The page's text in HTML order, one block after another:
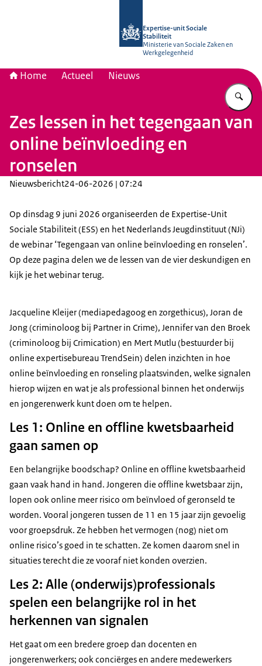
Expertise-unit Sociale
Stabiliteit
Ministerie van Sociale Zaken en
Werkgelegenheid
Home Actueel Nieuws
Zes lessen in het tegengaan van
online beïnvloeding en
ronselen
Nieuwsbericht24-06-2026 | 07:24
Op dinsdag 9 juni 2026 organiseerden de Expertise-Unit
Sociale Stabiliteit (ESS) en het Nederlands Jeugdinstituut (NJi)
de webinar ‘Tegengaan van online beïnvloeding en ronselen’.
Op deze pagina delen we de lessen van de vier deskundigen en
kijk je het webinar terug.
Jacqueline Kleijer (mediapedagoog en zorgethicus), Joran de
Jong (criminoloog bij Partner in Crime), Jennifer van den Broek
(criminoloog bij Crimication) en Mert Mutlu (bestuurder bij
online expertisebureau TrendSein) delen inzichten in hoe
online beïnvloeding en ronseling plaatsvinden, welke signalen
hierop wijzen en wat je als professional binnen het onderwijs
en jongerenwerk kunt doen om te helpen.
Les 1: Online en offline kwetsbaarheid
gaan samen op
Een belangrijke boodschap? Online en offline kwetsbaarheid
gaan vaak hand in hand. Jongeren die offline kwetsbaar zijn,
lopen ook online meer risico om beïnvloed of geronseld te
worden. Vooral jongeren tussen de 11 en 15 jaar zijn gevoelig
voor groepsdruk. Ze hebben het vermogen (nog) niet om
online risico’s goed in te schatten. Ze komen daarom snel in
situaties terecht die ze vooraf niet konden overzien.
Les 2: Alle (onderwijs)professionals
spelen een belangrijke rol in het
herkennen van signalen
Het gaat om een bredere groep dan docenten en
jongerenwerkers; ook conciërges en andere medewerkers